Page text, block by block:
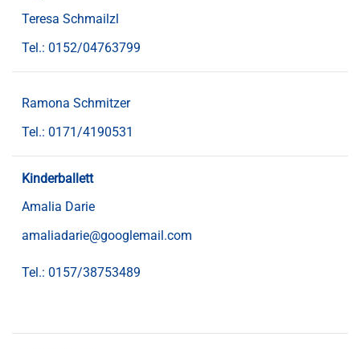
Teresa Schmailzl
Tel.: 0152/04763799
Ramona Schmitzer
Tel.: 0171/4190531
Kinderballett
Amalia Darie
amaliadarie@googlemail.com
Tel.: 0157/38753489